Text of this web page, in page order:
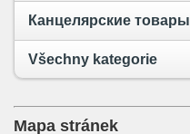
Канцелярские товары
Všechny kategorie
Mapa stránek